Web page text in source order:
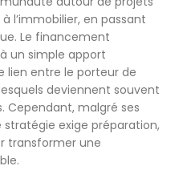
l’immobilier, en passant
Le financement
un simple apport
lien entre le porteur de
deviennent souvent
Cependant, malgré ses
exige préparation,
transformer une